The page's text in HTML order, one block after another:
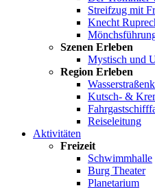
Streifzug mit
Knecht
Szenen Erleben
Mystisch und
Region Erleben
Kutsch- &
Reiseleitung
Aktivitäten
Freizeit
Schwimmhalle
Burg Theater
Planetarium